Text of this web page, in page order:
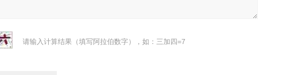
请输入计算结果（填写阿拉伯数字），如：三加四=7